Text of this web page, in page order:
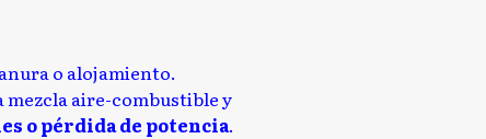
o alojamiento.
mezcla aire-combustible y
o pérdida de potencia.